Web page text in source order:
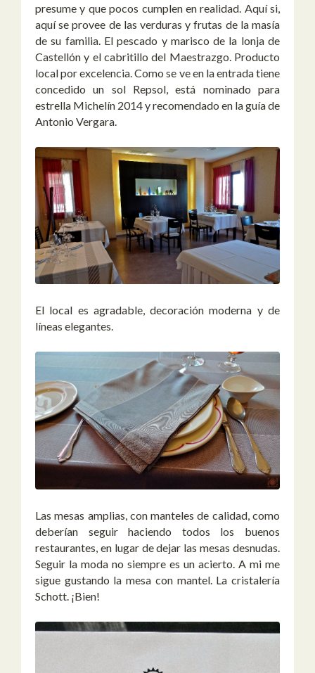
presume y que pocos cumplen en realidad. Aquí si,
aquí se provee de las verduras y frutas de la masía
de su familia. El pescado y marisco de la lonja de
Castellón y el cabritillo del Maestrazgo. Producto
local por excelencia. Como se ve en la entrada tiene
concedido un sol Repsol, está nominado para
estrella Michelín 2014 y recomendado en la guía de
Antonio Vergara.
El local es agradable, decoración moderna y de
líneas elegantes.
Las mesas amplias, con manteles de calidad, como
deberían seguir haciendo todos los buenos
restaurantes, en lugar de dejar las mesas desnudas.
Seguir la moda no siempre es un acierto. A mi me
sigue gustando la mesa con mantel. La cristalería
Schott. ¡Bien!